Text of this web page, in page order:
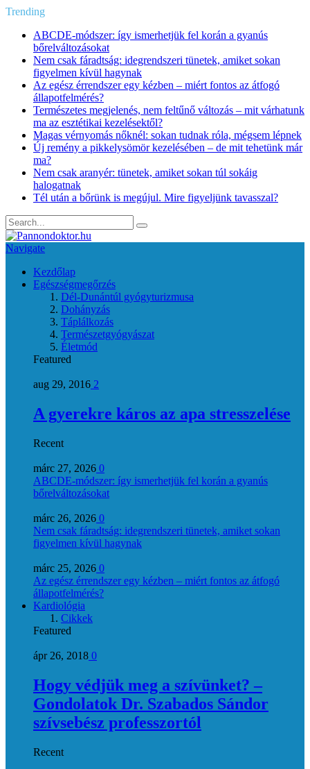
Trending
ABCDE‑módszer: így ismerhetjük fel korán a gyanús
bőrelváltozásokat
Nem csak fáradtság: idegrendszeri tünetek, amiket sokan
figyelmen kívül hagynak
Az egész érrendszer egy kézben – miért fontos az átfogó
állapotfelmérés?
Természetes megjelenés, nem feltűnő változás – mit várhatunk
ma az esztétikai kezelésektől?
Magas vérnyomás nőknél: sokan tudnak róla, mégsem lépnek
Új remény a pikkelysömör kezelésében – de mit tehetünk már
ma?
Nem csak aranyér: tünetek, amiket sokan túl sokáig
halogatnak
Tél után a bőrünk is megújul. Mire figyeljünk tavasszal?
Navigate
Kezdőlap
Egészségmegőrzés
Dél-Dunántúl gyógyturizmusa
Dohányzás
Táplálkozás
Természetgyógyászat
Életmód
Featured
aug 29, 2016 2
A gyerekre káros az apa stresszelése
Recent
márc 27, 2026 0
ABCDE‑módszer: így ismerhetjük fel korán a gyanús
bőrelváltozásokat
márc 26, 2026 0
Nem csak fáradtság: idegrendszeri tünetek, amiket sokan
figyelmen kívül hagynak
márc 25, 2026 0
Az egész érrendszer egy kézben – miért fontos az átfogó
állapotfelmérés?
Kardiológia
Cikkek
Featured
ápr 26, 2018 0
Hogy védjük meg a szívünket? –
Gondolatok Dr. Szabados Sándor
szívsebész professzortól
Recent